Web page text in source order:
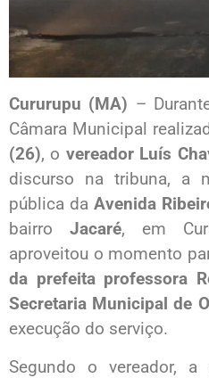
Cururupu (MA) –
Câmara Municipal
(26), o vereador Luís
discurso na tribuna, a
pública da Avenida
bairro Jacaré, em
aproveitou o momento
da prefeita professora
Secretaria Municipal de
execução do serviço.
Segundo o vereador,